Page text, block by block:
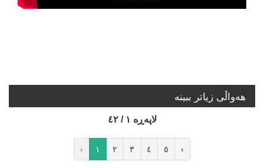
هه‌واڵی زیاتر ببینە
لاپه‌ڕه‌ ١ / ٤٢
‹ ١ ٢ ٣ ٤ ٥ ›